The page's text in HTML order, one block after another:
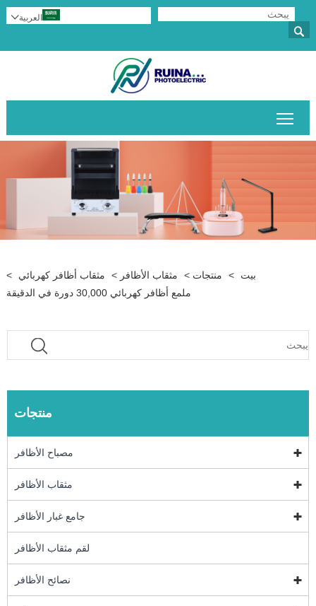

العربية
بيت > منتجات > مثقاب الأظافر > مثقاب أظافر كهربائي
>
ملمع أظافر كهربائي 30,000 دورة في الدقيقة
منتجات
مصباح الأظافر
مثقاب الأظافر
جامع غبار الأظافر
لقم مثقاب الأظافر
نصائح الأظافر